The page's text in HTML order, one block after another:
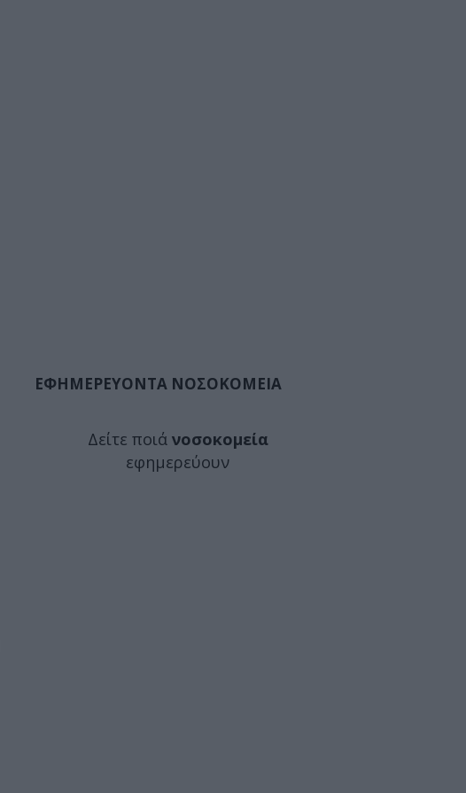
ΕΦΗΜΕΡΕΥΟΝΤΑ ΝΟΣΟΚΟΜΕΙΑ
Δείτε ποιά νοσοκομεία
εφημερεύουν